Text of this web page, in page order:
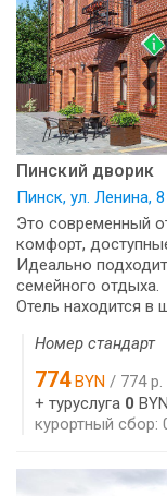
Пинский дворик
Пинск, ул. Ленина,
Это современный
комфорт,
Идеально
семейного отдыха.
Отель находится в
Номер стандарт
774BYN / 774 р.
+ туруслуга 0 BYN
курортный сбор: